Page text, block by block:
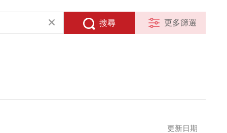
搜尋 更多篩選
更新日期